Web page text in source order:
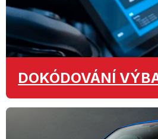
DOKÓDOVÁNÍ